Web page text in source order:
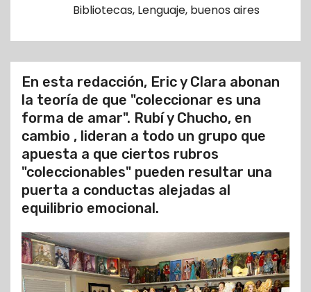
Bibliotecas, Lenguaje, buenos aires
En esta redacción, Eric y Clara abonan
la teoría de que "coleccionar es una
forma de amar". Rubí y Chucho, en
cambio , lideran a todo un grupo que
apuesta a que ciertos rubros
"coleccionables" pueden resultar una
puerta a conductas alejadas al
equilibrio emocional.